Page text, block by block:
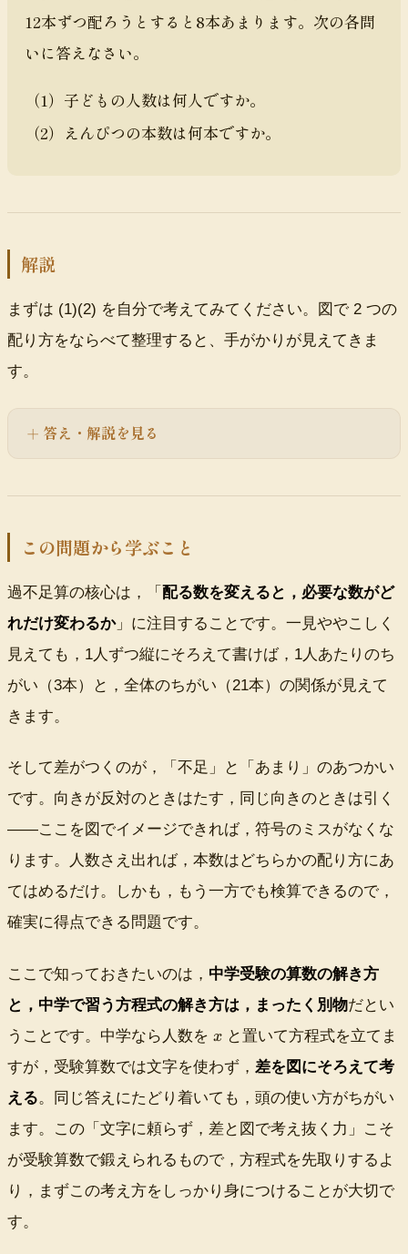
12本ずつ配ろうとすると 8本あまります。次の各問
いに答えなさい。
（1）子どもの人数は何人ですか。
（2）えんぴつの本数は何本ですか。
解説
まずは (1)(2) を自分で考えてみてください。図で 2 つの
配り方をならべて整理すると、手がかりが見えてきま
す。
答え・解説を見る
この問題から学ぶこと
過不足算の核心は，「 配る数を変えると，必要な数がど
れだけ変わるか」に注目することです。一見ややこしく
見えても， 1人 ずつ縦にそろえて書けば， 1人 あたりのち
がい（3本）と，全体のちがい（21本）の関係が見えて
きます。
そして差がつくのが，「不足」と「あまり」のあつかい
です。向きが反対のときはたす，同じ向きのときは引く
——ここを図でイメージできれば，符号のミスがなくな
ります。人数さえ出れば，本数はどちらかの配り方にあ
てはめるだけ。しかも，もう一方でも検算できるので，
確実に得点できる問題です。
ここで知っておきたいのは， 中学受験の算数の解き方
と，中学で習う方程式の解き方は，まったく別物だとい
うことです。中学なら人数を x
x と置いて方程式を立てま
すが，受験算数では文字を使わず， 差を図にそろえて考
える。同じ答えにたどり着いても，頭の使い方がちがい
ます。この「文字に頼らず，差と図で考え抜く力」こそ
が受験算数で鍛えられるもので，方程式を先取りするよ
り，まずこの考え方をしっかり身につけることが大切で
す。